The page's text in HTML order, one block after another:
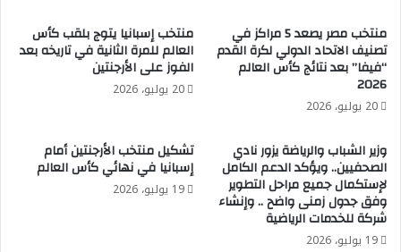
منتخب مصر يصعد 5 مراكز في
تصنيف الاتحاد الدولي لكرة القدم
“فيفا” بعد نتائج كأس العالم
2026
20 يوليو، 2026
منتخب إسبانيا يتوج بلقب كأس
العالم للمرة الثانية في تاريخه بعد
الفوز على الأرجنتين
20 يوليو، 2026
وزير الشباب والرياضة يزور نادي
الصحفيين.. ويؤكد الدعم الكامل
لإستكمال جميع مراحل التطوير
وفق جدول زمنى واضح .. وإنشاء
شركة للخدمات الرياضية
19 يوليو، 2026
تشكيل منتخب الأرجنتين أمام
إسبانيا في نهائي كأس العالم
19 يوليو، 2026